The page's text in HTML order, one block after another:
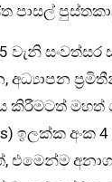
පාසල්
වැනි
අධ්‍යාපන
මහත්
ඉලක්ක අංක
එමෙන්ම